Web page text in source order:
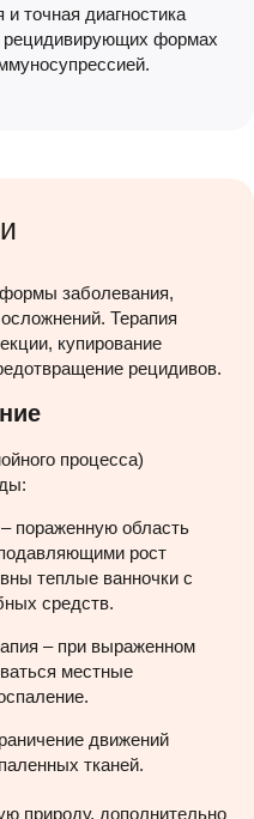
точная диагностика
рецидивирующих формах
заболевания,
Терапия
купирование
рецидивов.
процесса)
пораженную область
рост
теплые ванночки с
средств.
– при выраженном
местные
движений
тканей.
природу, дополнительно